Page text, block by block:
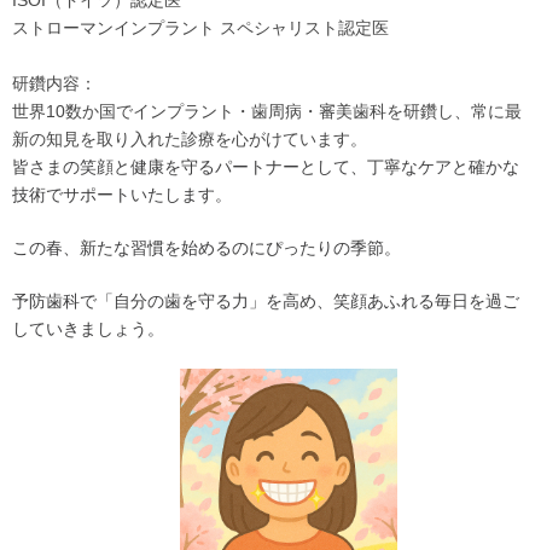
ストローマンインプラント スペシャリスト認定医
研鑽内容：
世界10数か国でインプラント・歯周病・審美歯科を研鑽し、常に最
新の知見を取り入れた診療を心がけています。
皆さまの笑顔と健康を守るパートナーとして、丁寧なケアと確かな
技術でサポートいたします。
この春、新たな習慣を始めるのにぴったりの季節。
予防歯科で「自分の歯を守る力」を高め、笑顔あふれる毎日を過ご
していきましょう。